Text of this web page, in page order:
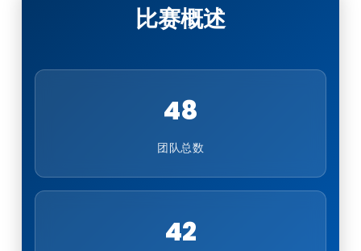
比赛概述
48
团队总数
42